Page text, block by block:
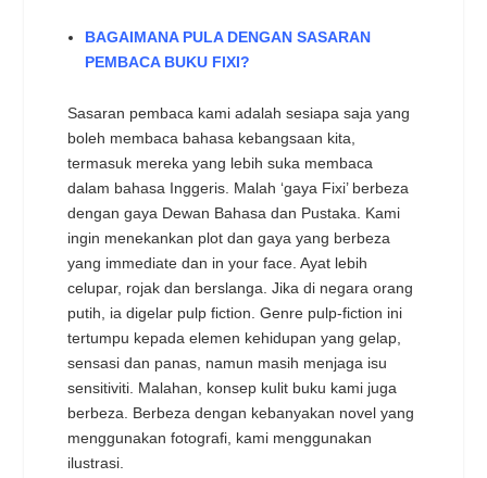
BAGAIMANA PULA DENGAN SASARAN
PEMBACA BUKU FIXI?
Sasaran pembaca kami adalah sesiapa saja yang
boleh membaca bahasa kebangsaan kita,
termasuk mereka yang lebih suka membaca
dalam bahasa Inggeris. Malah ‘gaya Fixi’ berbeza
dengan gaya Dewan Bahasa dan Pustaka. Kami
ingin menekankan plot dan gaya yang berbeza
yang immediate dan in your face. Ayat lebih
celupar, rojak dan berslanga. Jika di negara orang
putih, ia digelar pulp fiction. Genre pulp-fiction ini
tertumpu kepada elemen kehidupan yang gelap,
sensasi dan panas, namun masih menjaga isu
sensitiviti. Malahan, konsep kulit buku kami juga
berbeza. Berbeza dengan kebanyakan novel yang
menggunakan fotografi, kami menggunakan
ilustrasi.